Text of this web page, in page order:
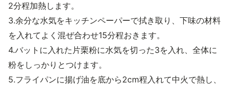
2分程加熱します。
3.余分な水気をキッチンペーパーで拭き取り、下味の材料
を入れてよく混ぜ合わせ15分程おきます。
4.バットに入れた片栗粉に水気を切った3を入れ、全体に
粉をしっかりとつけます。
5.フライパンに揚げ油を底から2cm程入れて中火で熱し、